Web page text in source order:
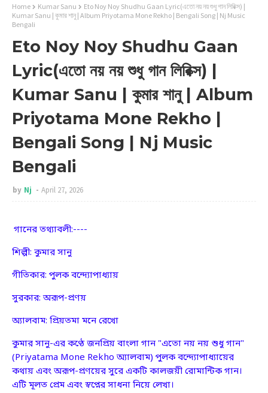
Home Kumar Sanu
Eto Noy Noy Shudhu Gaan Lyric(এতো নয় নয় শুধু গান লিরিক্স) |
Kumar Sanu | কুমার শানু | Album Priyotama Mone Rekho | Bengali Song | Nj Music
Bengali
Eto Noy Noy Shudhu Gaan
Lyric(এতো নয় নয় শুধু গান লিরিক্স) |
Kumar Sanu | কুমার শানু | Album
Priyotama Mone Rekho |
Bengali Song | Nj Music
Bengali
by Nj April 27, 2026
গানের তথ্যাবলী:----
শিল্পী: কুমার সানু
গীতিকার: পুলক বন্দ্যোপাধ্যায়
সুরকার: অরূপ-প্রণয়
অ্যালবাম: প্রিয়তমা মনে রেখো
কুমার সানু-এর কণ্ঠে জনপ্রিয় বাংলা গান "এতো নয় নয় শুধু গান"
(Priyatama Mone Rekho অ্যালবাম) পুলক বন্দ্যোপাধ্যায়ের
কথায় এবং অরূপ-প্রণয়ের সুরে একটি কালজয়ী রোমান্টিক গান।
এটি মূলত প্রেম এবং স্বপ্নের সাধনা নিয়ে লেখা।